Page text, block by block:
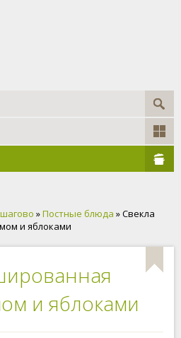
»Постные блюда » Свекла
и яблоками
и яблоками